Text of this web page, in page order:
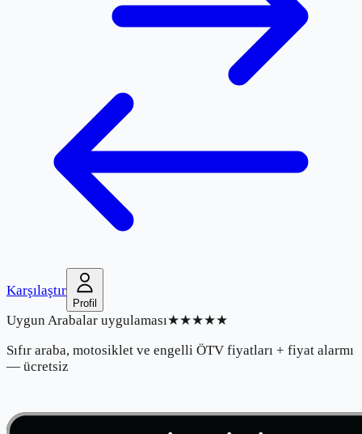
Karşılaştır
Profil
Uygun Arabalar uygulaması★★★★★
Sıfır araba, motosiklet ve engelli ÖTV fiyatları + fiyat alarmı
— ücretsiz